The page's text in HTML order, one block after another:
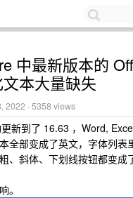
中最新版本的
本大量缺失
2022 · 5358 views
新到了 16.63 ，Word,
全部变成了英文，字体列表
、斜体、下划线按钮都变成
。